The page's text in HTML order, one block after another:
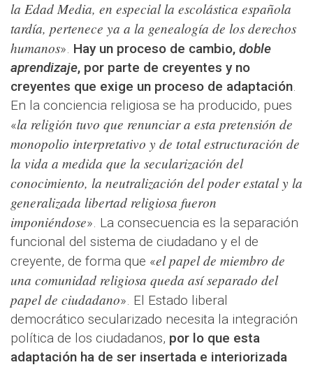
la Edad Media, en especial la escolástica española
tardía, pertenece ya a la genealogía de los derechos
humanos». Hay un proceso de cambio, doble
aprendizaje, por parte de creyentes y no
creyentes que exige un proceso de adaptación.
En la conciencia religiosa se ha producido, pues
«la religión tuvo que renunciar a esta pretensión de
monopolio interpretativo y de total estructuración de
la vida a medida que la secularización del
conocimiento, la neutralización del poder estatal y la
generalizada libertad religiosa fueron
imponiéndose». La consecuencia es la separación
funcional del sistema de ciudadano y el de
creyente, de forma que «el papel de miembro de
una comunidad religiosa queda así separado del
papel de ciudadano». El Estado liberal
democrático secularizado necesita la integración
política de los ciudadanos, por lo que esta
adaptación ha de ser insertada e interiorizada